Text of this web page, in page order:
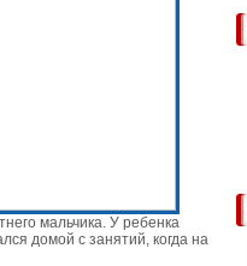
мальчика. У ребенка
домой с занятий, когда на